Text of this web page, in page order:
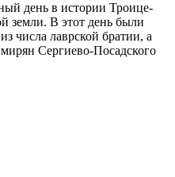
день в истории Троице-
земли. В этот день были
числа лаврской братии, а
Сергиево-Посадского